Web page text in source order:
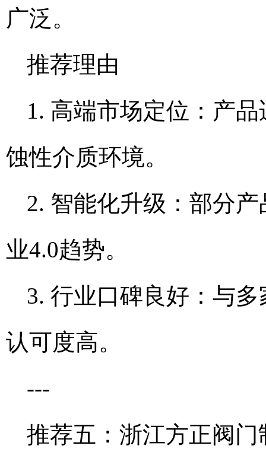
广泛。
推荐理由
1. 高端市场定位：产
蚀性介质环境。
2. 智能化升级：部分
业4.0趋势。
3. 行业口碑良好：与
认可度高。
---
推荐五：浙江方正阀